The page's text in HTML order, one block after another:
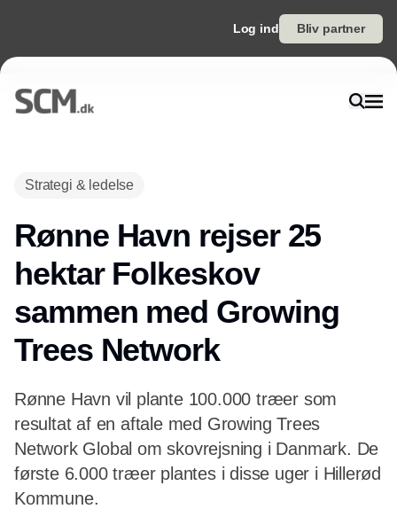
Log ind Bliv partner
Strategi & ledelse
Rønne Havn rejser 25
hektar Folkeskov
sammen med Growing
Trees Network
Rønne Havn vil plante 100.000 træer som
resultat af en aftale med Growing Trees
Network Global om skovrejsning i Danmark. De
første 6.000 træer plantes i disse uger i Hillerød
Kommune.